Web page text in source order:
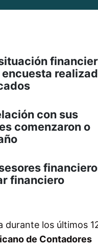
con sus
comenzaron o
financiero
durante los últimos
de Contadores